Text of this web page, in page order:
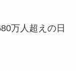
万人超えの日